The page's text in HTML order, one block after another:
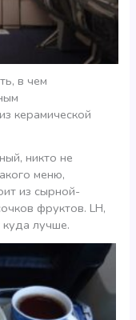
в чем
керамической
никто не
меню,
из сырной-
фруктов. LH,
лучше.